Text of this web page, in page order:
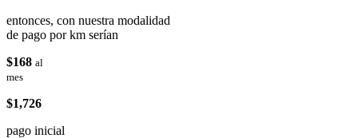
entonces, con nuestra modalidad
de pago por km serían
$168 al
mes
$1,726
pago inicial